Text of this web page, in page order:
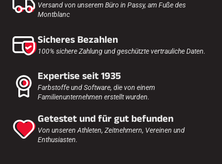
Versand von unserem Büro in Passy, am Fuße des
Montblanc
Sicheres Bezahlen
100% sichere Zahlung und geschützte vertrauliche Daten.
Expertise seit 1935
Farbstoffe und Software, die von einem
Familienunternehmen erstellt wurden.
Getestet und für gut befunden
Von unseren Athleten, Zeitnehmern, Vereinen und
Enthusiasten.